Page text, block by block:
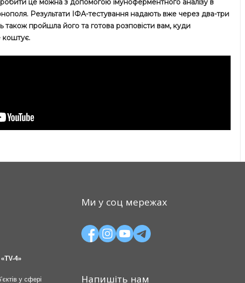
це можна з допомогою імуноферментного аналізу в
Результати ІФА-тестування надають вже через два-три
також пройшла його та готова розповісти вам, куди
коштує.
4»
у сфері
Ми у соц мережах
Напишіть нам